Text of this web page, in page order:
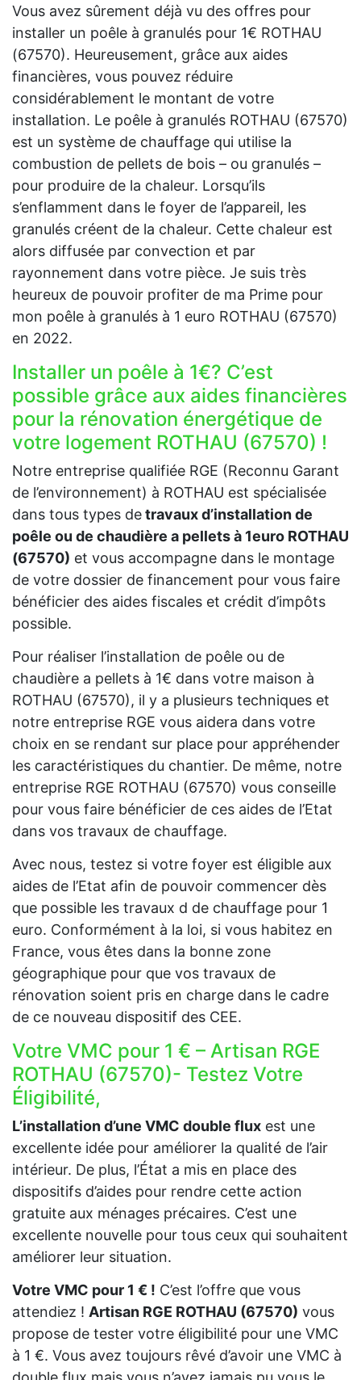
Vous avez sûrement déjà vu des offres pour
installer un poêle à granulés pour 1€ ROTHAU
(67570). Heureusement, grâce aux aides
financières, vous pouvez réduire
considérablement le montant de votre
installation. Le poêle à granulés ROTHAU (67570)
est un système de chauffage qui utilise la
combustion de pellets de bois – ou granulés –
pour produire de la chaleur. Lorsqu’ils
s’enflamment dans le foyer de l’appareil, les
granulés créent de la chaleur. Cette chaleur est
alors diffusée par convection et par
rayonnement dans votre pièce. Je suis très
heureux de pouvoir profiter de ma Prime pour
mon poêle à granulés à 1 euro ROTHAU (67570)
en 2022.
Installer un poêle à 1€? C’est
possible grâce aux aides financières
pour la rénovation énergétique de
votre logement ROTHAU (67570) !
Notre entreprise qualifiée RGE (Reconnu Garant
de l’environnement) à ROTHAU est spécialisée
dans tous types detravaux d’installation de
poêle ou de chaudière a pellets à 1euro ROTHAU
(67570) et vous accompagne dans le montage
de votre dossier de financement pour vous faire
bénéficier des aides fiscales et crédit d’impôts
possible.
Pour réaliser l’installation de poêle ou de
chaudière a pellets à 1€ dans votre maison à
ROTHAU (67570), il y a plusieurs techniques et
notre entreprise RGE vous aidera dans votre
choix en se rendant sur place pour appréhender
les caractéristiques du chantier. De même, notre
entreprise RGE ROTHAU (67570) vous conseille
pour vous faire bénéficier de ces aides de l’Etat
dans vos travaux de chauffage.
Avec nous, testez si votre foyer est éligible aux
aides de l’Etat afin de pouvoir commencer dès
que possible les travaux d de chauffage pour 1
euro. Conformément à la loi, si vous habitez en
France, vous êtes dans la bonne zone
géographique pour que vos travaux de
rénovation soient pris en charge dans le cadre
de ce nouveau dispositif des CEE.
Votre VMC pour 1 € – Artisan RGE
ROTHAU (67570)- Testez Votre
Éligibilité,
L’installation d’une VMC double flux est une
excellente idée pour améliorer la qualité de l’air
intérieur. De plus, l’État a mis en place des
dispositifs d’aides pour rendre cette action
gratuite aux ménages précaires. C’est une
excellente nouvelle pour tous ceux qui souhaitent
améliorer leur situation.
Votre VMC pour 1 € ! C’est l’offre que vous
attendiez ! Artisan RGE ROTHAU (67570) vous
propose de tester votre éligibilité pour une VMC
à 1 €. Vous avez toujours rêvé d’avoir une VMC à